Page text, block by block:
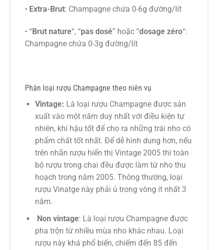
• Extra-Brut: Champagne chứa 0-6g đường/lít
• “Brut nature“, “pas dosé” hoặc “dosage zéro“:
Champagne chứa 0-3g đường/lít
Phân loại rượu Champagne theo niên vụ
Vintage: Là loại rượu Champagne được sản
xuất vào một năm duy nhất với điều kiện tự
nhiên, khí hậu tốt để cho ra những trái nho có
phẩm chất tốt nhất. Để dễ hình dung hơn, nếu
trên nhãn rượu hiển thị Vintage 2005 thì toàn
bộ rượu trong chai đều được làm từ nho thu
hoạch trong năm 2005. Thông thường, loại
rượu Vinatge này phải ủ trong vòng ít nhất 3
năm.
Non vintage: Là loại rượu Champagne được
pha trộn từ nhiều mùa nho khác nhau. Loại
rượu này khá phổ biến, chiếm đến 85 đến